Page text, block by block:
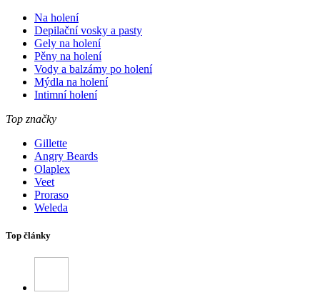
Na holení
Depilační vosky a pasty
Gely na holení
Pěny na holení
Vody a balzámy po holení
Mýdla na holení
Intimní holení
Top značky
Gillette
Angry Beards
Olaplex
Veet
Proraso
Weleda
Top články